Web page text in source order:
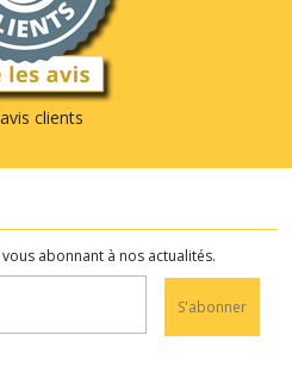
clients
abonnant à nos actualités.
S'abonner